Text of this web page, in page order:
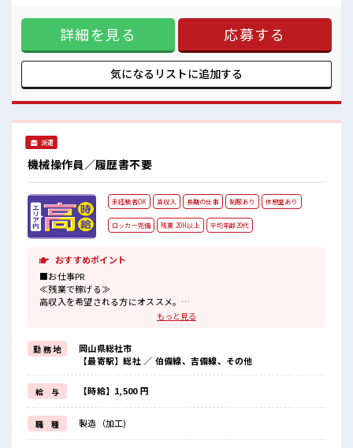
ホドよく残業があるのでホドよく働きたい方にオススメ！
だけなので、未経験でも覚えやすい内容です。・作業エリア
の簡単な清掃・整理安全で働きやすい環境を保つための軽作
業です。【ポイント】作業はマニュアルに沿って進めるだけ
でOK化学物質を扱いますが、防護具支給で安全対策は万全製
造未経験の方も多数活躍中【取扱製品情報】断熱材 ■お仕事
PR ≪1日1時間程の残業で収入アップ≫ 残業は月20時間未満
人と一緒にプライベート満喫！ ≪動きやすい制服アリ≫ 制服
があるので、 毎日の服装の悩み解消♪ ≪未経験でも活躍でき
目指していきましょう！ ≪収入アップを目指せる≫ 高時給だ
らけの派遣のお仕事です！ ■職場の雰囲気 休憩室完備でラン
チや休憩も充実しそう♪ 持ち物が多いあなたにもぴったり☆
ロッカー付き職場♪ ホドよく残業があるのでホドよく働きた
い方にオススメ！
詳細を見る 応募する
気になるリストに追加する
派遣
機械操作員／履歴書不要
未経験者OK 高収入 長期の仕事 制服あり 休憩室あり
ロッカー完備 残業 20H以上 平均年齢20代
おすすめポイント
■お仕事PR
≪残業で稼げる≫
高収入を希望される方にオススメ。
残業は月20時間以上あります♪
制服があるので、
毎日の服装の悩み解消♪
≪未経験でも活躍できる≫
新しいことにチャレンジするのは不安だけど、
しっかり働く環境が整っています！
イチからスキルUP・ステップUP目指していきましょう！
≪自分に向いている仕事が探せる≫
困った事などがあれば、
担当がしっかりサポートします！
もっと見る
勤 務 地
岡山県総社市
【最寄駅】総社 ／ 伯備線、吉備線、その他
給 与 【時給】1,500 円
職 種 製造（加工)